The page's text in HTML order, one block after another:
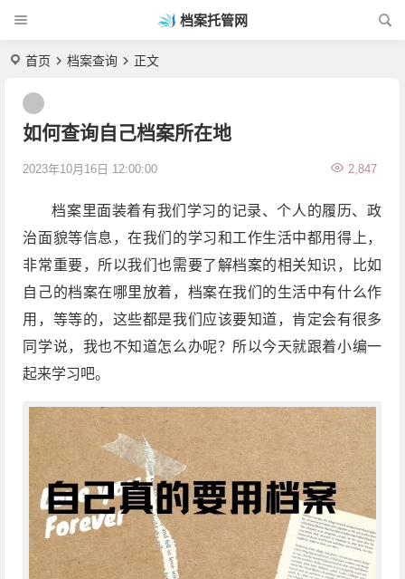
档案托管网
首页 档案查询 正文
如何查询自己档案所在地
2023年10月16日 12:00:00 2,847
档案里面装着有我们学习的记录、个人的履历、政
治面貌等信息，在我们的学习和工作生活中都用得上，
非常重要，所以我们也需要了解档案的相关知识，比如
自己的档案在哪里放着，档案在我们的生活中有什么作
用，等等的，这些都是我们应该要知道，肯定会有很多
同学说，我也不知道怎么办呢？所以今天就跟着小编一
起来学习吧。